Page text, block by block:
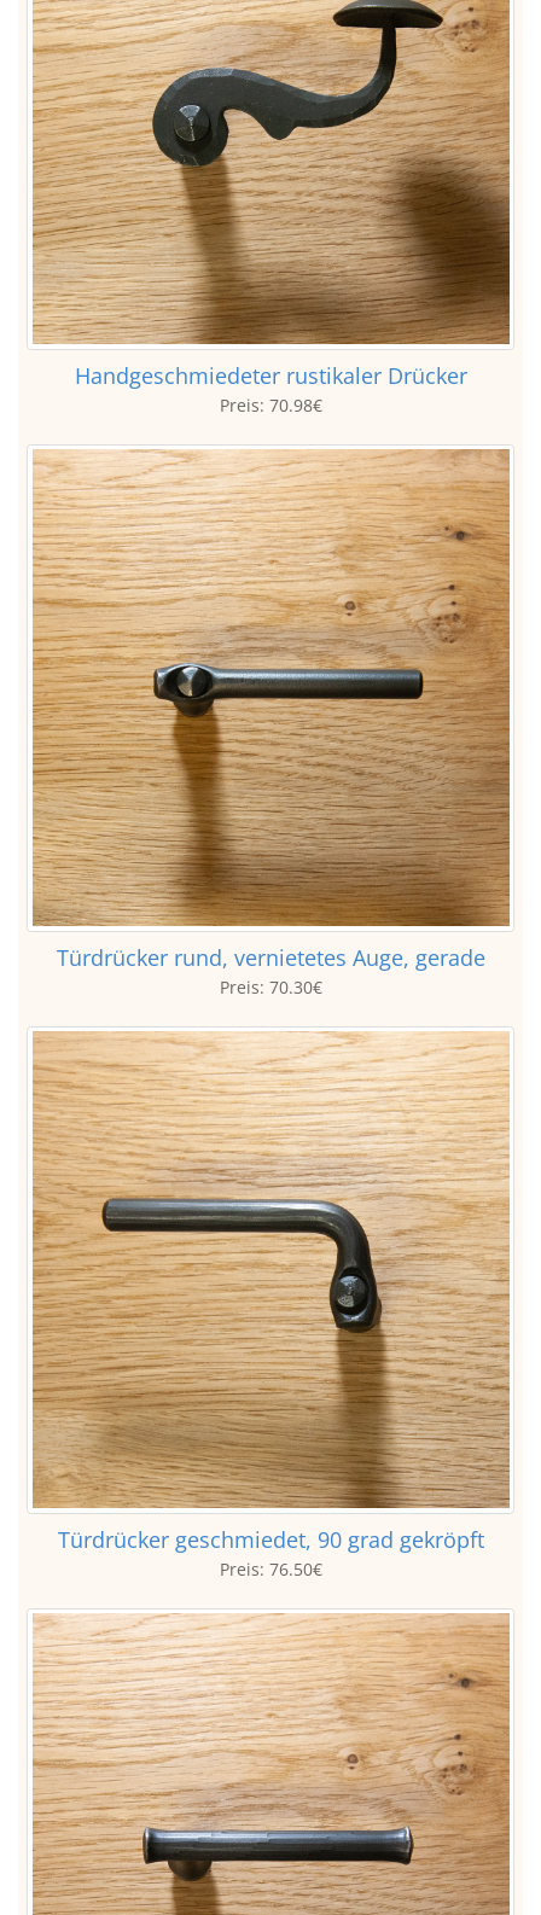
Handgeschmiedeter rustikaler Drücker
Preis: 70.98€
Türdrücker rund, vernietetes Auge, gerade
Preis: 70.30€
Türdrücker geschmiedet, 90 grad gekröpft
Preis: 76.50€